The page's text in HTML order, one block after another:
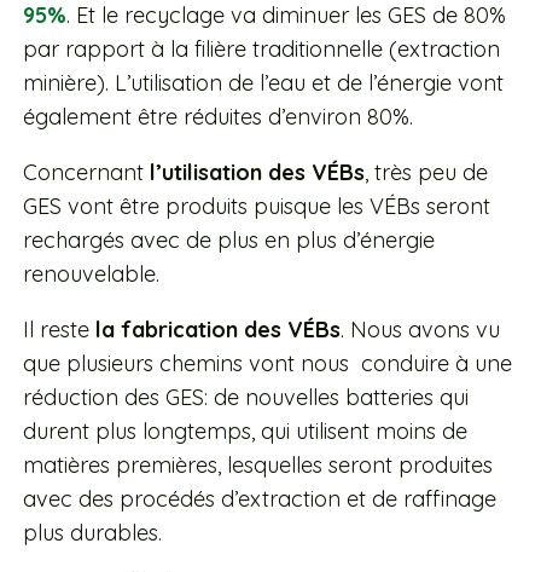
95%. Et le recyclage va diminuer les GES de 80%
par rapport à la filière traditionnelle (extraction
minière). L’utilisation de l’eau et de l’énergie vont
également être réduites d’environ 80%.
Concernant l’utilisation des VÉBs, très peu de
GES vont être produits puisque les VÉBs seront
rechargés avec de plus en plus d’énergie
renouvelable.
Il reste la fabrication des VÉBs. Nous avons vu
que plusieurs chemins vont nous conduire à une
réduction des GES: de nouvelles batteries qui
durent plus longtemps, qui utilisent moins de
matières premières, lesquelles seront produites
avec des procédés d’extraction et de raffinage
plus durables.